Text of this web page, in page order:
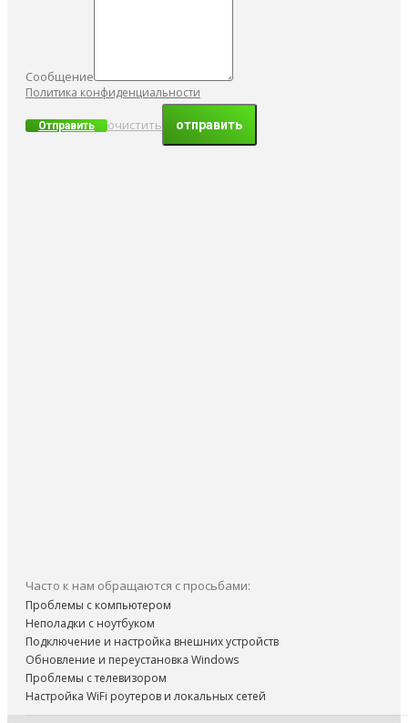
Сообщение
Политика конфиденциальности
Отправить очистить
Часто к нам обращаются с просьбами:
Проблемы с компьютером
Неполадки с ноутбуком
Подключение и настройка внешних устройств
Обновление и переустановка Windows
Проблемы с телевизором
Настройка WiFi роутеров и локальных сетей